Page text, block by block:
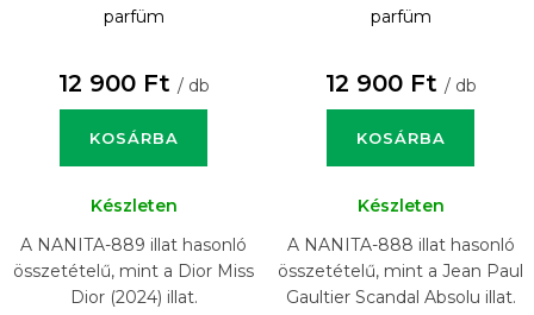
parfüm
12 900 Ft / db
KOSÁRBA
Készleten
A NANITA-889 illat hasonló
összetételű, mint a Dior Miss
Dior (2024) illat.
parfüm
12 900 Ft / db
KOSÁRBA
Készleten
A NANITA-888 illat hasonló
összetételű, mint a Jean Paul
Gaultier Scandal Absolu illat.